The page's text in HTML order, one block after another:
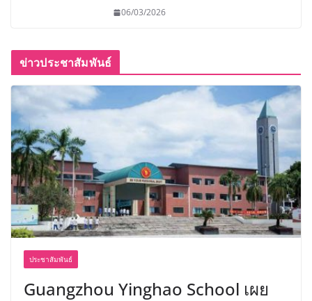
06/03/2026
ข่าวประชาสัมพันธ์
ประชาสัมพันธ์
Guangzhou Yinghao School เผย